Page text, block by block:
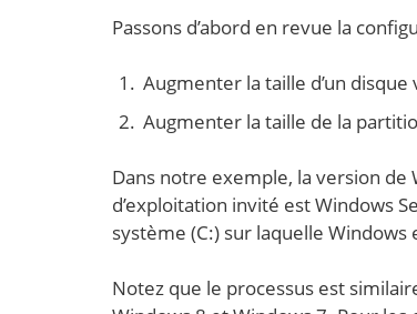
Passons d’abord en revue la
Augmenter la taille d’un
Augmenter la taille de la
Dans notre exemple, la version
d’exploitation invité est Windows
système (C:) sur laquelle Windows
Notez que le processus est